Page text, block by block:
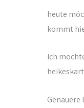
heute
kommt
Ich